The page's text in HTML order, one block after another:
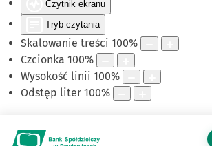
Czytnik ekranu
Tryb czytania
Skalowanie treści 100%
Czcionka 100%
Wysokość linii 100%
Odstęp liter 100%